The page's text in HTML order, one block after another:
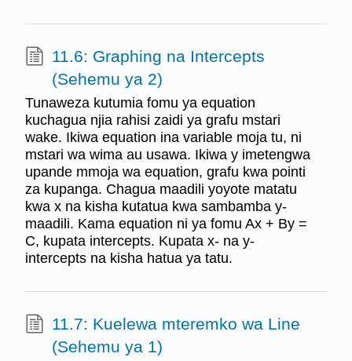
11.6: Graphing na Intercepts
(Sehemu ya 2)
Tunaweza kutumia fomu ya equation
kuchagua njia rahisi zaidi ya grafu mstari
wake. Ikiwa equation ina variable moja tu, ni
mstari wa wima au usawa. Ikiwa y imetengwa
upande mmoja wa equation, grafu kwa pointi
za kupanga. Chagua maadili yoyote matatu
kwa x na kisha kutatua kwa sambamba y-
maadili. Kama equation ni ya fomu Ax + By =
C, kupata intercepts. Kupata x- na y-
intercepts na kisha hatua ya tatu.
11.7: Kuelewa mteremko wa Line
(Sehemu ya 1)